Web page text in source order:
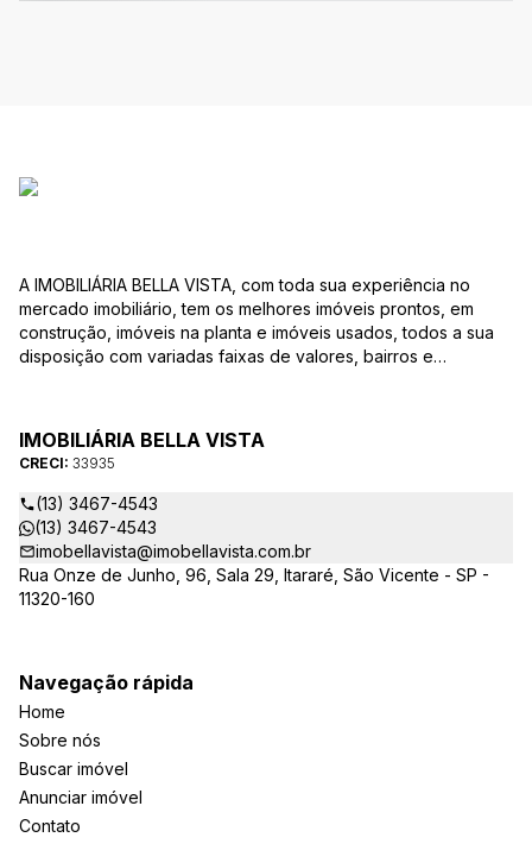
A IMOBILIÁRIA BELLA VISTA, com toda sua experiência no
mercado imobiliário, tem os melhores imóveis prontos, em
construção, imóveis na planta e imóveis usados, todos a sua
disposição com variadas faixas de valores, bairros e
ao CRECI-EE – estarão sempre prontos para responder-lhe
todas as suas dúvidas sobre casas, apartamentos, terrenos,
salas comerciais e outros produtos imobiliários.
IMOBILIÁRIA BELLA VISTA
CRECI: 33935
(13) 3467-4543
(13) 3467-4543
imobellavista@imobellavista.com.br
Rua Onze de Junho, 96, Sala 29, Itararé, São Vicente - SP -
11320-160
Navegação rápida
Home
Sobre nós
Buscar imóvel
Anunciar imóvel
Contato